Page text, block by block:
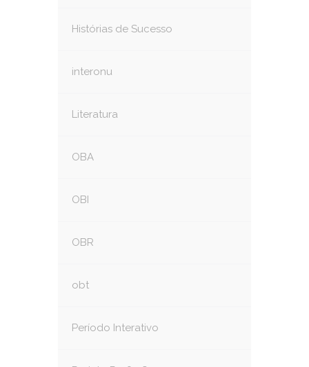
Histórias de Sucesso
interonu
Literatura
OBA
OBI
OBR
obt
Período Interativo